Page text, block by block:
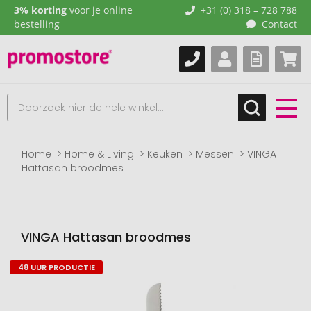
3% korting voor je online
bestelling
+31 (0) 318 – 728 788
Contact
Home Home & Living Keuken Messen
VINGA
Hattasan broodmes
VINGA Hattasan broodmes
Naar
48 UUR PRODUCTIE